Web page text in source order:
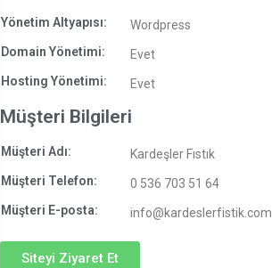
Yönetim Altyapısı:
Wordpress
Domain Yönetimi:
Evet
Hosting Yönetimi:
Evet
Müşteri Bilgileri
Müşteri Adı:
Kardeşler Fıstık
Müşteri Telefon:
0 536 703 51 64
Müşteri E-posta:
info@kardeslerfistik.com
Siteyi Ziyaret Et